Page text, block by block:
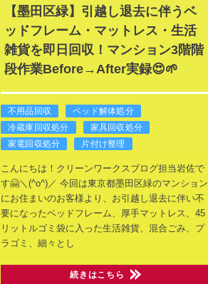
【墨田区緑】引越し退去に伴うベ
ッドフレーム・マットレス・生活
雑貨を即日回収！マンション3階階
段作業Before→After実録😍🌱
不用品回収
ベッド解体処分
冷蔵庫回収処分
家具回収処分
家電回収処分
片付け整理
こんにちは！クリーンワークスブログ担当岩佐で
す🤗＼(^o^)／ 今回は東京都墨田区緑のマンション
にお住まいのお客様より、お引越し退去に伴い不
要になったベッドフレーム、厚手マットレス、45
リットルゴミ袋に入った生活雑貨、混合ごみ、プ
ラゴミ、細々とし
続きはこちら